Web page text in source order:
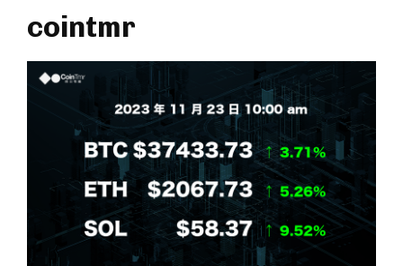
cointmr